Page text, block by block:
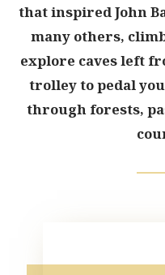
that inspired John
many others,
explore caves left
trolley to pedal
through forests,